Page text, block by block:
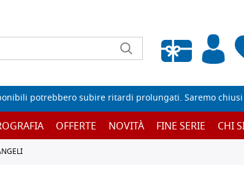
Wishlist vuota
potrebbero subire ritardi prolungati. Saremo
OFFERTE NOVITÀ FINE SERIE CHI